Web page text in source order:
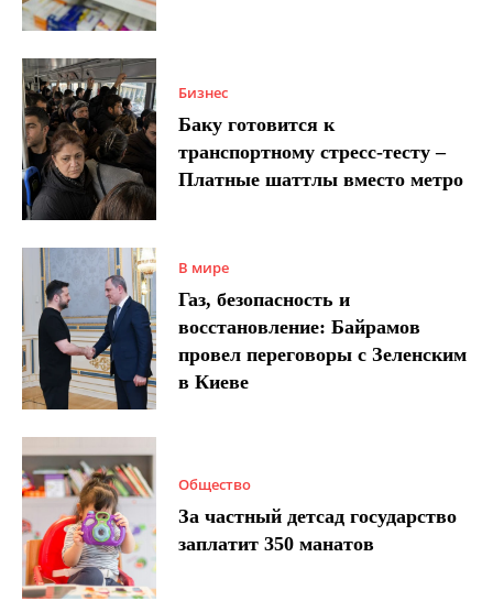
Бизнес
Баку готовится к
транспортному стресс-тесту –
Платные шаттлы вместо метро
В мире
Газ, безопасность и
восстановление: Байрамов
провел переговоры с Зеленским
в Киеве
Общество
За частный детсад государство
заплатит 350 манатов